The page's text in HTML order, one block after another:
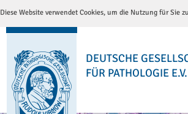
Diese Website verwendet Cookies, um die Nutzung für Sie
DEUTSCHE
FÜR PATHOLOGIE E.V.